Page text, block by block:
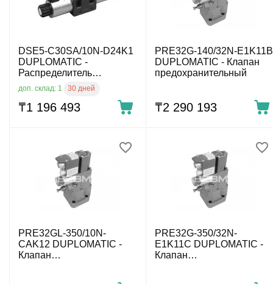
DSE5-C30SA/10N-D24K1
DUPLOMATIC -
Распределитель
гидравлический прямого
действия с электр. проп.
упр. CETOP 05
доп. склад: 1 30 дней
₸1 196 493
PRE32G-140/32N-E1K11B
DUPLOMATIC - Клапан
предохранительный
₸2 290 193
PRE32GL-350/10N-
CAK12 DUPLOMATIC -
Клапан
PRE32G-350/32N-
E1K11C DUPLOMATIC -
Клапан